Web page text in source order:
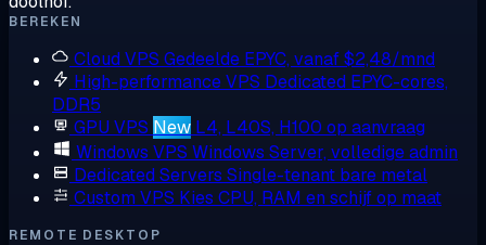
BEREKEN
Cloud VPS Gedeelde EPYC, vanaf $2,48/mnd
High-performance VPS Dedicated EPYC-cores,
DDR5
GPU VPS New L4, L40S, H100 op aanvraag
Windows VPS Windows Server, volledige admin
Dedicated Servers Single-tenant bare metal
Custom VPS Kies CPU, RAM en schijf op maat
REMOTE DESKTOP